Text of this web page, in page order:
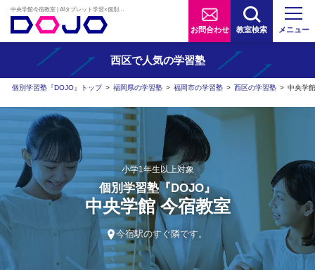
お問合わせ 教室検索 メニュー
西区で人気の学習塾
個別学習塾『DOJO』トップ > 福岡県の学習塾 > 福岡市の学習塾 > 西区の学習塾 > 中央学
小学1年生以上対象
個別学習塾『DOJO』
中央学館 今宿教室
今宿駅のすぐ隣です。